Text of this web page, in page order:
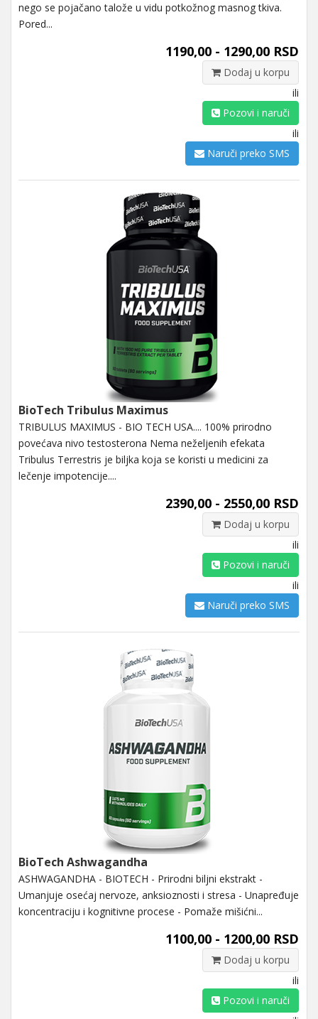
nego se pojačano talože u vidu potkožnog masnog tkiva.
Pored...
1190,00 - 1290,00 RSD
Dodaj u korpu
ili
Pozovi i naruči
ili
Naruči preko SMS
BioTech Tribulus Maximus
TRIBULUS MAXIMUS - BIO TECH USA.... 100% prirodno
povećava nivo testosterona Nema neželjenih efekata
Tribulus Terrestris je biljka koja se koristi u medicini za
lečenje impotencije....
2390,00 - 2550,00 RSD
Dodaj u korpu
ili
Pozovi i naruči
ili
Naruči preko SMS
BioTech Ashwagandha
ASHWAGANDHA - BIOTECH - Prirodni biljni ekstrakt -
Umanjuje osećaj nervoze, anksioznosti i stresa - Unapređuje
koncentraciju i kognitivne procese - Pomaže mišićni...
1100,00 - 1200,00 RSD
Dodaj u korpu
ili
Pozovi i naruči